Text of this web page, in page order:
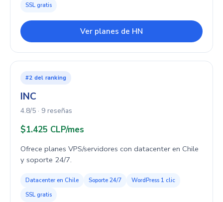
SSL gratis
Ver planes de HN
#2 del ranking
INC
4.8/5 · 9 reseñas
$1.425 CLP/mes
Ofrece planes VPS/servidores con datacenter en Chile
y soporte 24/7.
Datacenter en Chile Soporte 24/7
WordPress 1 clic
SSL gratis